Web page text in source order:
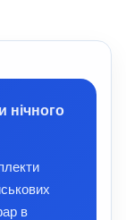
нічного
в